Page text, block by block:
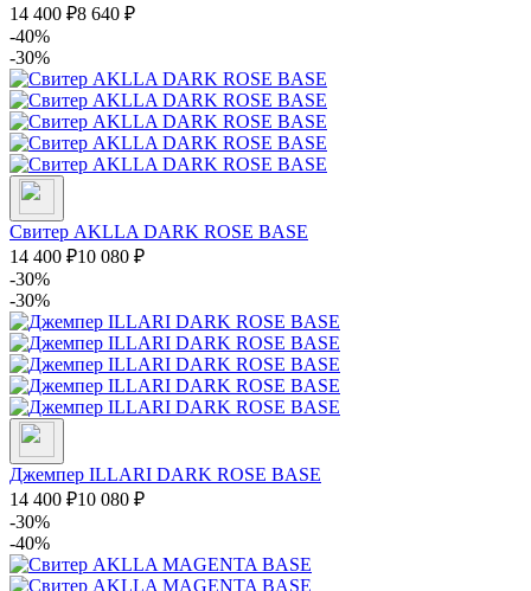
14 400 ₽8 640 ₽
-40%
-30%
Свитер AKLLA DARK ROSE BASE
14 400 ₽10 080 ₽
-30%
-30%
Джемпер ILLARI DARK ROSE BASE
14 400 ₽10 080 ₽
-30%
-40%